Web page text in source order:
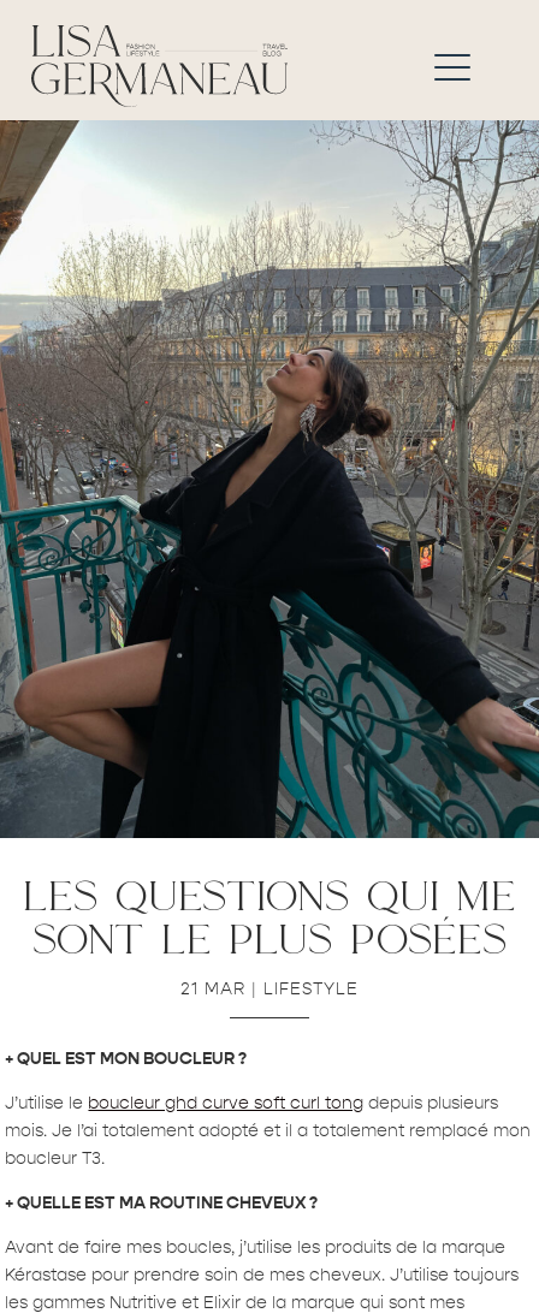
les questions qui me
sont le plus posées
21 MAR | LIFESTYLE
+ QUEL EST MON BOUCLEUR ?
J’utilise le boucleur ghd curve soft curl tong depuis plusieurs
mois. Je l’ai totalement adopté et il a totalement remplacé mon
boucleur T3.
+ QUELLE EST MA ROUTINE CHEVEUX ?
Avant de faire mes boucles, j’utilise les produits de la marque
Kérastase pour prendre soin de mes cheveux. J’utilise toujours
les gammes Nutritive et Elixir de la marque qui sont mes